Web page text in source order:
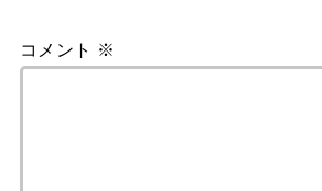
コメント ※